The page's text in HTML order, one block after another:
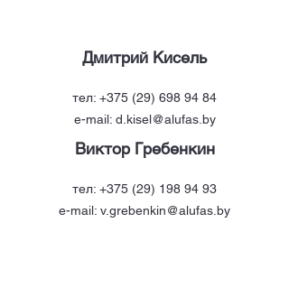
Дмитрий Кисель
тел: +375 (29) 698 94 84
e-mail: d.kisel@alufas.by
Виктор Гребенкин
тел: +375 (29) 198 94 93
e-mail: v.grebenkin@alufas.by